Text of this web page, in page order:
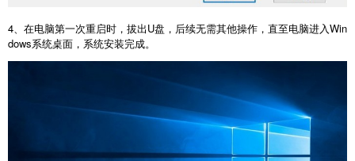
4 、在电脑第一次重启时，拔出U盘，后续无需其他操作，直至电脑进入Win
dows系统桌面，系统安装完成。